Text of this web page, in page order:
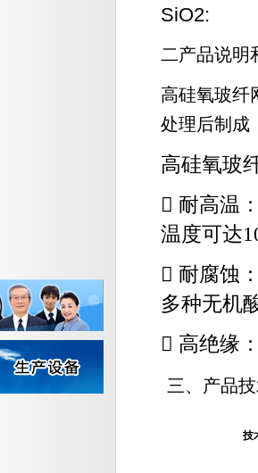
SiO2:
二产品说明
高硅氧玻纤
处理后制成
高硅氧玻
 耐高温
温度可达
 耐腐蚀
多种无机
 高绝缘
三、产品
技